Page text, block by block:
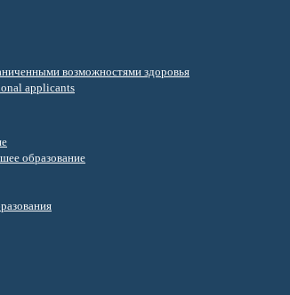
возможностями здоровья
applicants
образование